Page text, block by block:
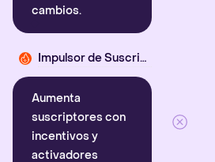
cambios.
Impulsor de Suscriptores
Aumenta
suscriptores con
incentivos y
activadores